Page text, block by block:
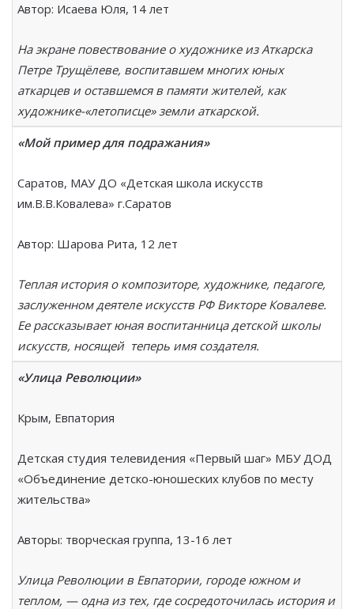
Автор: Исаева Юля, 14 лет
На экране повествование о художнике из Аткарска
Петре Трущёлеве, воспитавшем многих юных
аткарцев и оставшемся в памяти жителей, как
художнике-«летописце» земли аткарской.
«Мой пример для подражания»
Саратов, МАУ ДО «Детская школа искусств
им.В.В.Ковалева» г.Саратов
Автор: Шарова Рита, 12 лет
Теплая история о композиторе, художнике, педагоге,
заслуженном деятеле искусств РФ Викторе Ковалеве.
Ее рассказывает юная воспитанница детской школы
искусств, носящей теперь имя создателя.
«Улица Революции»
Крым, Евпатория
Детская студия телевидения «Первый шаг» МБУ ДОД
«Объединение детско-юношеских клубов по месту
жительства»
Авторы: творческая группа, 13-16 лет
Улица Революции в Евпатории, городе южном и
теплом, — одна из тех, где сосредоточилась история и